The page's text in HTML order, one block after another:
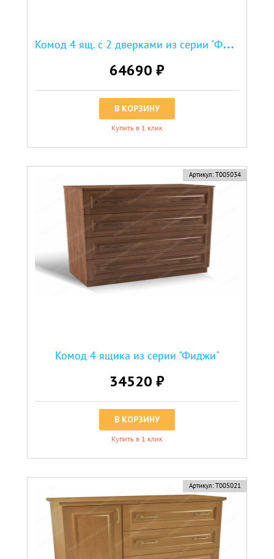
К
омод 4 ящ. с 2 дверками из серии "Фиджи"
64690 ₽
В КОРЗИНУ
Купить в 1 клик
Артикул: Т005034
Комод 4 ящика из серии "Фиджи"
34520 ₽
В КОРЗИНУ
Купить в 1 клик
Артикул: Т005021